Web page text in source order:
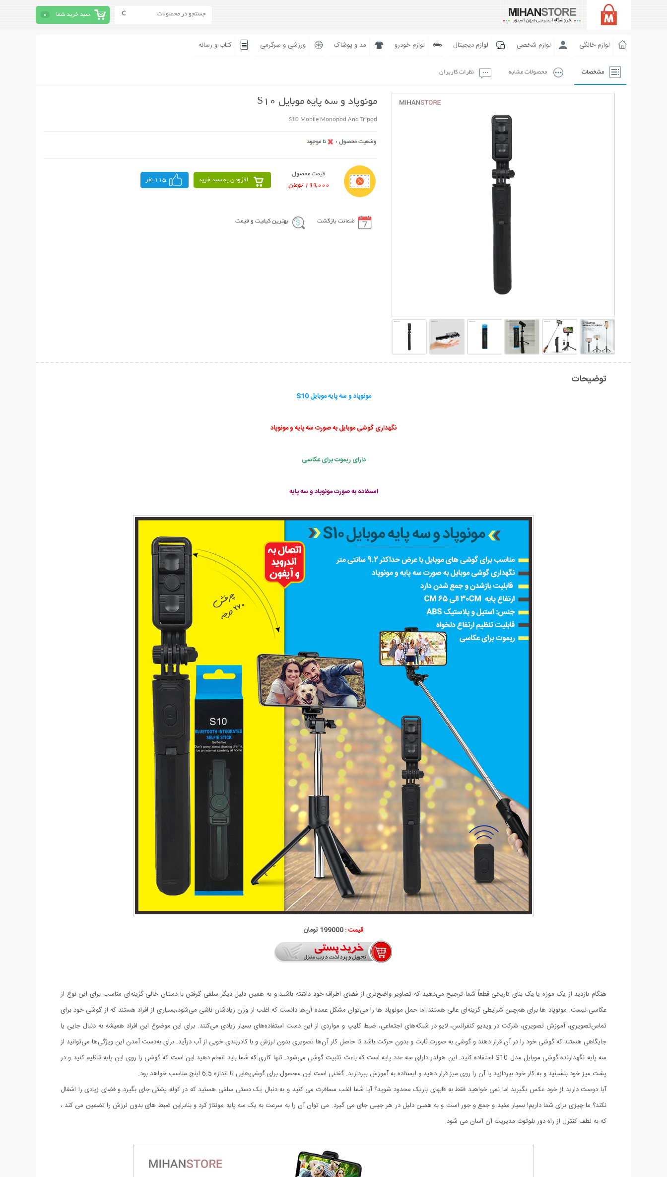
سبد خرید شما 0
لوازم خانگی لوازم شخصی لوازم دیجیتال لوازم خودرو مد و پوشاک ورزشی و سرگرمی کتاب و رسانه
مشخصات محصولات مشابه نظرات کاربران
مونوپاد و سه پایه موبایل S10
S10 Mobile Monopod And Tripod
قیمت محصول
199,000 تومان
افزودن به سبد خرید 115 نفر
ضمانت بازگشت بهترین کیفیت و قیمت
توضیحات
مونوپاد و سه پایه موبایل S10
نگهداری گوشی موبایل به صورت سه پایه و مونوپاد
دارای ریموت برای عکاسی
استفاده به صورت مونوپاد و سه پایه
قیمت :199000 تومان
هنگام بازدید از یک موزه یا یک بنای تاریخی قطعاً شما ترجیح می‌دهید که تصاویر واضح‌تری از فضای اطراف خود داشته باشید و به همین دلیل دیگر سلفی گرفتن با دستان خالی گزینه‌ای مناسب برای این نوع از
عکاسی نیست. مونوپاد ها برای هم‌چین شرایطی گزینه‌ای عالی هستند.اما حمل مونوپاد ها را می‌توان مشکل عمده آن‌ها دانست که اغلب از وزن زیادشان ناشی می‌شود،بسیاری از افراد هستند که از گوشی خود برای
تماس‌تصویری، آموزش تصویری، شرکت در ویدیو کنفرانس، لایو در شبکه‌های اجتماعی، ضبط کلیپ و مواردی از این دست استفاده‌های بسیار زیادی می‌کنند. برای این موضوع این افراد همیشه به دنبال جایی یا
جایگاهی هستند که گوشی خود را در آن قرار دهند و گوشی به صورت ثابت و بدون حرکت باشد تا حاصل کار آن‌ها تصویری بدون لرزش و با کادربندی خوبی از آب درآید. برای به‌دست آمدن این ویژگی‌ها می‌توانید از
سه پایه نگهدارنده گوشی موبایل مدل S10 استفاده کنید. این هولدر دارای سه عدد پایه است که باعث تثبیت گوشی می‌شود. تنها کاری که شما باید انجام دهید این است که گوشی را روی این پایه تنظیم کنید و در
پشت میز خود بنشینید و به کار خود بپردازید یا آن را روی میز قرار دهید و ایستاده به آموزش بپردازید. گفتنی است این محصول برای گوشی‌هایی تا اندازه 6.5 اینچ مناسب خواهد بود.
آیا دوست دارید از خود عکس بگیرید اما نمی خواهید فقط به قابهای باریک محدود شوید؟ آیا شما اغلب مسافرت می کنید و به دنبال یک دستی سلفی هستید که در کوله پشتی جای بگیرد و فضای زیادی را اشغال
نکند؟ ما چیزی برای شما داریم! بسیار مفید و جمع و جور است و به همین دلیل در هر جیبی جای می گیرد. می توان آن را به سرعت به یک سه پایه مونتاژ کرد و بنابراین ضبط های بدون لرزش را تضمین می کند ،
که به لطف کنترل از راه دور بلوتوث مدیریت آن آسان می شود.